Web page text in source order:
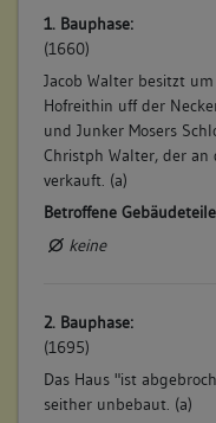
1. Bauphase:
(1660)
Jacob Walter besitzt
Hofreithin uff der
und Junker Mosers
Christph Walter, der an
verkauft. (a)
Betroffene
keine
2. Bauphase:
(1695)
Das Haus "ist
seither unbebaut. (a)